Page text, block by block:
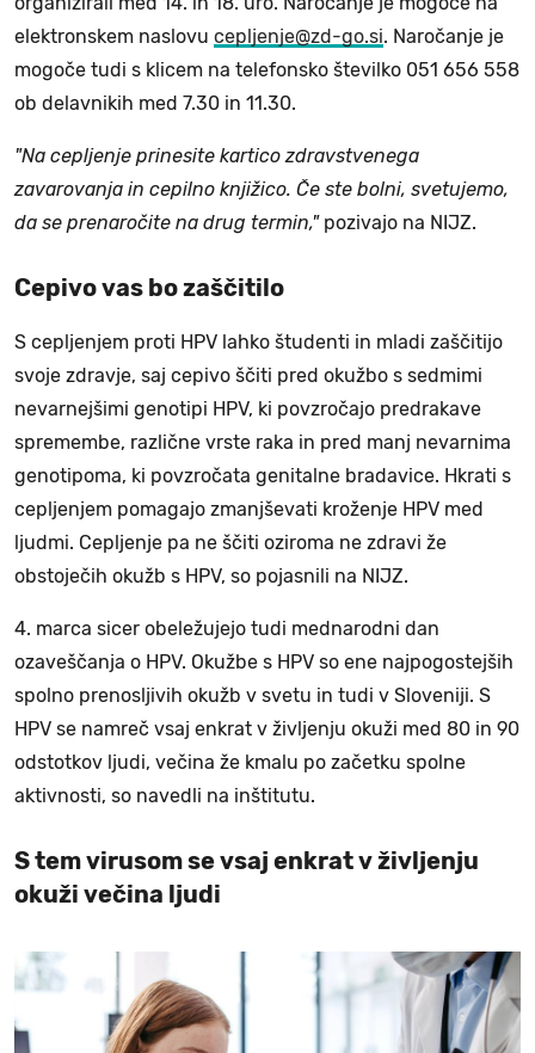
elektronskem naslovu cepljenje@zd-go.si. Naročanje je
mogoče tudi s klicem na telefonsko številko 051 656 558
ob delavnikih med 7.30 in 11.30.
"Na cepljenje prinesite kartico zdravstvenega
zavarovanja in cepilno knjižico. Če ste bolni, svetujemo,
da se prenaročite na drug termin,"pozivajo na NIJZ.
Cepivo vas bo zaščitilo
S cepljenjem proti HPV lahko študenti in mladi zaščitijo
svoje zdravje, saj cepivo ščiti pred okužbo s sedmimi
nevarnejšimi genotipi HPV, ki povzročajo predrakave
spremembe, različne vrste raka in pred manj nevarnima
genotipoma, ki povzročata genitalne bradavice. Hkrati s
cepljenjem pomagajo zmanjševati kroženje HPV med
ljudmi. Cepljenje pa ne ščiti oziroma ne zdravi že
obstoječih okužb s HPV, so pojasnili na NIJZ.
4. marca sicer obeležujejo tudi mednarodni dan
ozaveščanja o HPV. Okužbe s HPV so ene najpogostejših
spolno prenosljivih okužb v svetu in tudi v Sloveniji. S
HPV se namreč vsaj enkrat v življenju okuži med 80 in 90
odstotkov ljudi, večina že kmalu po začetku spolne
aktivnosti, so navedli na inštitutu.
S tem virusom se vsaj enkrat v življenju
okuži večina ljudi